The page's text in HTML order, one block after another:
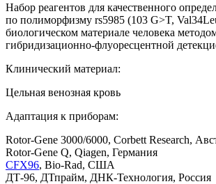
Набор реагентов для качественного
по полиморфизму rs5985 (103 G>T,
биологическом материале человека
гибридизационно-флуоресцентной
Клинический материал:
Цельная венозная кровь
Адаптация к приборам:
Rotor-Gene 3000/6000, Corbett Research,
Rotor-Gene Q, Qiagen, Германия
CFX96, Bio-Rad, США
ДТ-96, ДТпрайм, ДНК-Технология, Россия